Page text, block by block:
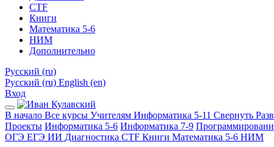
CTF
Книги
Математика 5-6
НИМ
Дополнительно
Русский ‎(ru)‎
Русский ‎(ru)‎ English ‎(en)‎
Вход
В начало Все курсы Учителям Информатика 5-11 Свернуть
Проекты Информатика 5-6 Информатика 7-9
ОГЭ ЕГЭ ИИ Диагностика CTF Книги Математика 5-6 НИМ